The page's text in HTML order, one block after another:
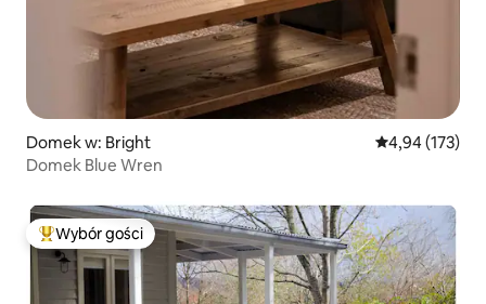
Domek w: Bright Średnia
4,94 (173)
Domek Blue Wren
Najpopularniejsze z kategorii Wybór gości
Wybór gości